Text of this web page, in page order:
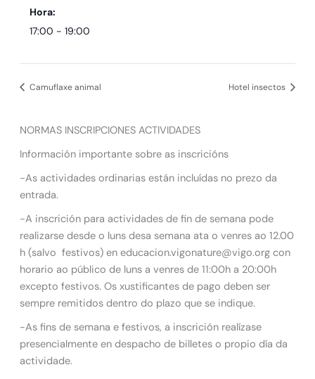
Hora:
17:00 - 19:00
Camuflaxe animal Hotel insectos
NORMAS INSCRIPCIONES ACTIVIDADES
Información importante sobre as inscricións
-As actividades ordinarias están incluídas no prezo da
entrada.
-A inscrición para actividades de fin de semana pode
realizarse desde o luns desa semana ata o venres ao 12.00
h (salvo festivos) en educacion.vigonature@vigo.org con
horario ao público de luns a venres de 11:00h a 20:00h
excepto festivos. Os xustificantes de pago deben ser
sempre remitidos dentro do plazo que se indique.
-As fins de semana e festivos, a inscrición realízase
presencialmente en despacho de billetes o propio día da
actividade.